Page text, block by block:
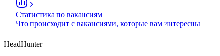
Статистика по вакансиям
Что происходит с вакансиями, которые вам интересны
HeadHunter